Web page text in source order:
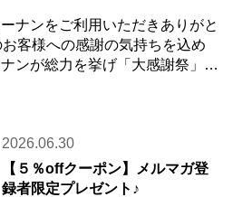
ナンをご利用いただきありがと
ンが総力を挙げ「大感謝祭」を
2026.06.30
【５％offクーポン】メルマガ登
録者限定プレゼント♪